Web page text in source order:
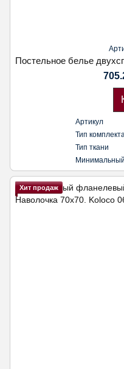
Артикул
Тип
Тип ткани
Хит продаж